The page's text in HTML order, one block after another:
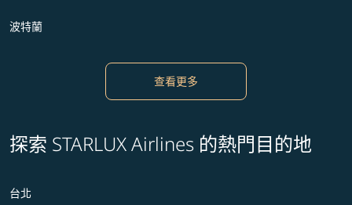
波特蘭
查看更多
探索 STARLUX Airlines 的熱門目的地
台北